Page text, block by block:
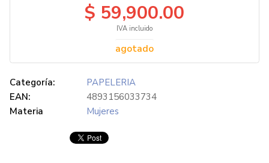
$ 59,900.00
IVA incluido
agotado
Categoría:
PAPELERIA
EAN:
4893156033734
Materia
Mujeres